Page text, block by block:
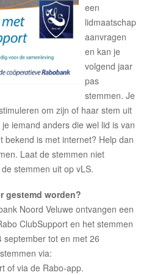
worden
een
lidmaatschap
aanvragen
en kan je
volgend jaar
pas
stemmen. Je
om zijn of haar stem uit
iemand anders die wel lid is van
bekend is met internet? Help dan
Laat de stemmen niet
stemmen uit op vLS.
gestemd worden?
Noord Veluwe ontvangen een
ClubSupport en het stemmen
september tot en met 26
via:
of via de Rabo-app.